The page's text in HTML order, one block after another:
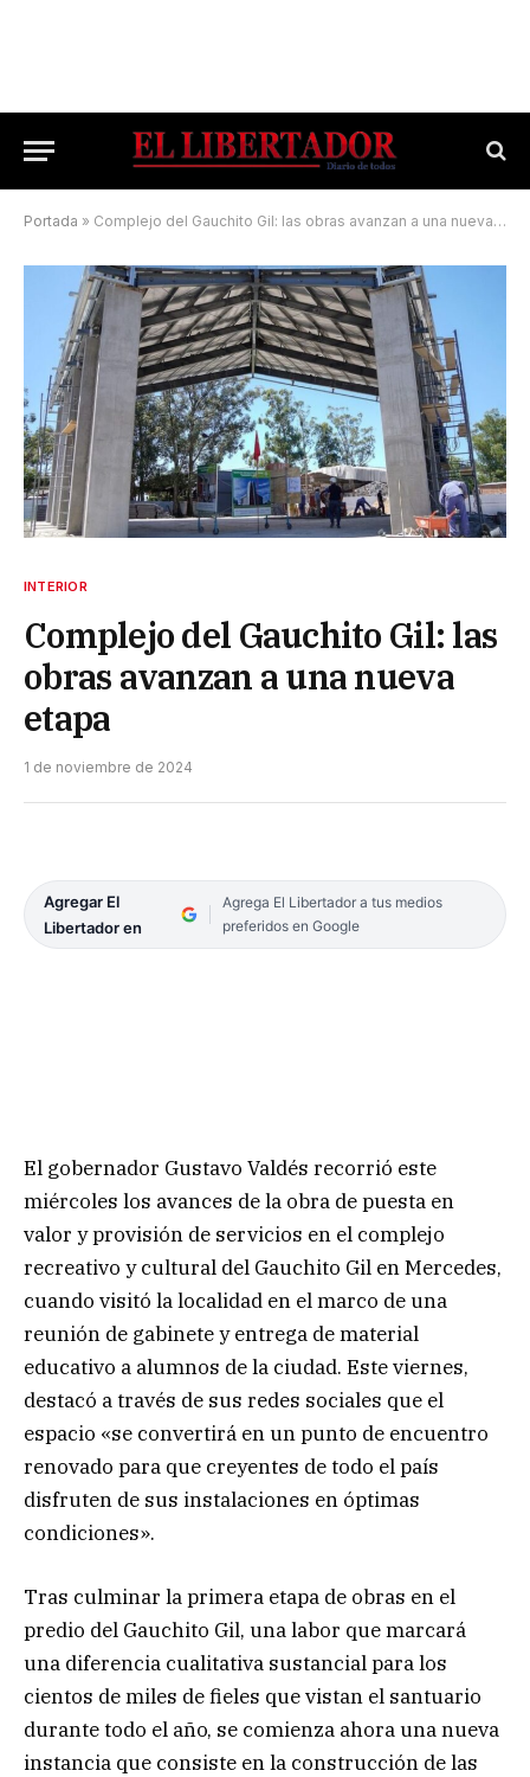
Portada » Complejo del Gauchito Gil: las obras avanzan a una nueva etapa
INTERIOR
Complejo del Gauchito Gil: las
obras avanzan a una nueva
etapa
1 de noviembre de 2024
Agregar El
Libertador en
Agrega El Libertador a tus medios
preferidos en Google
El gobernador Gustavo Valdés recorrió este
miércoles los avances de la obra de puesta en
valor y provisión de servicios en el complejo
recreativo y cultural del Gauchito Gil en Mercedes,
cuando visitó la localidad en el marco de una
reunión de gabinete y entrega de material
educativo a alumnos de la ciudad. Este viernes,
destacó a través de sus redes sociales que el
espacio «se convertirá en un punto de encuentro
renovado para que creyentes de todo el país
disfruten de sus instalaciones en óptimas
condiciones».
Tras culminar la primera etapa de obras en el
predio del Gauchito Gil, una labor que marcará
una diferencia cualitativa sustancial para los
cientos de miles de fieles que vistan el santuario
durante todo el año, se comienza ahora una nueva
instancia que consiste en la construcción de las